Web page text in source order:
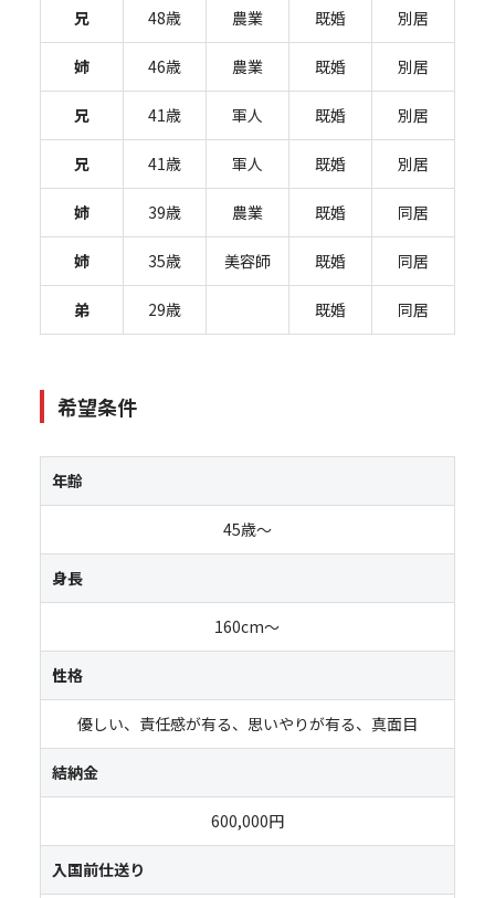
兄 48歳 農業 既婚 別居
姉 46歳 農業 既婚 別居
兄 41歳 軍人 既婚 別居
兄 41歳 軍人 既婚 別居
姉 39歳 農業 既婚 同居
姉 35歳 美容師 既婚 同居
弟 29歳 既婚 同居
希望条件
年齢
45歳～
身長
160cm～
性格
優しい、責任感が有る、思いやりが有る、真面目
結納金
600,000円
入国前仕送り